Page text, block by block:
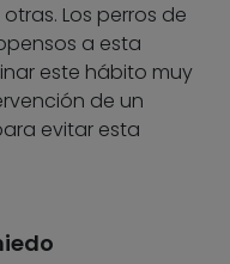
Los perros de
a esta
este hábito muy
de un
evitar esta